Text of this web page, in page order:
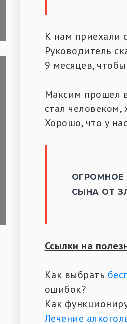
К нам приехали
Руководитель
9 месяцев,
Максим прошел
стал
Хорошо, что у
ОГРОМНОЕ
СЫНА ОТ
Ссылки на
Как выбрать
ошибок?
Как
Лечение